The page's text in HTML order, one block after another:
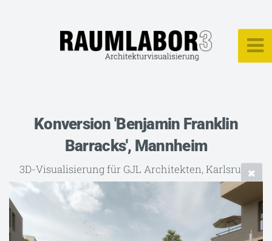
Konversion 'Benjamin Franklin
Barracks', Mannheim
3D-Visualisierung für GJL Architekten, Karlsruhe